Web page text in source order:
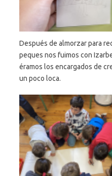
Después de almorzar para
peques nos fuimos con
éramos los encargados de
un poco loca.